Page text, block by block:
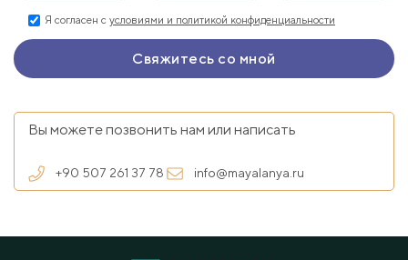
Я согласен с условиями и политикой конфиденциальности
Вы можете позвонить нам или написать
+90 507 261 37 78 info@mayalanya.ru